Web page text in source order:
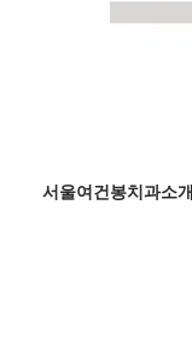
서울여건봉치과소개